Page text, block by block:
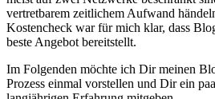
vertretbarem zeitlichem Aufwand
Kostencheck war für mich klar, dass
beste Angebot bereitstellt.
Im Folgenden möchte ich Dir meinen
Prozess einmal vorstellen und Dir ein